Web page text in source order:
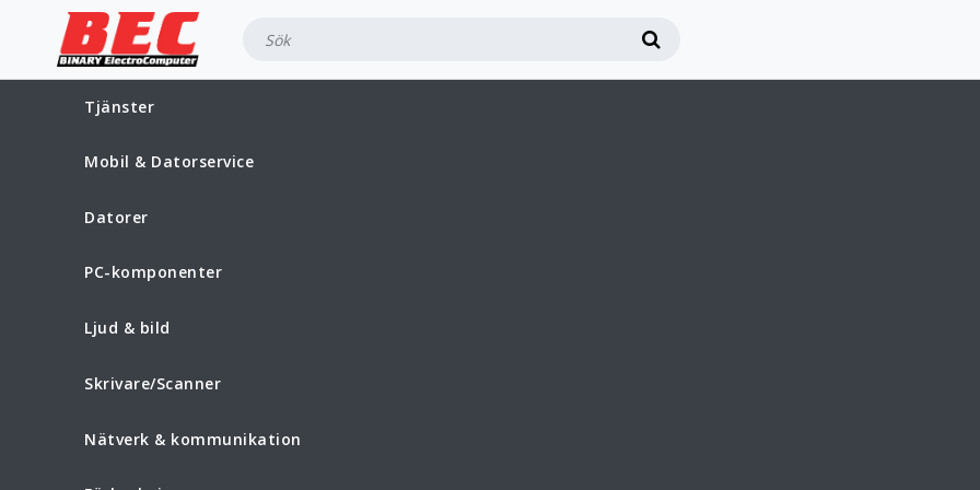
Tjänster
Mobil & Datorservice
Datorer
PC-komponenter
Ljud & bild
Skrivare/Scanner
Nätverk & kommunikation